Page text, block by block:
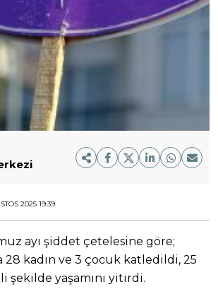
2025 19:39
ayı şiddet çetelesine göre;
28 kadın ve 3 çocuk katledildi, 25
şekilde yaşamını yitirdi.